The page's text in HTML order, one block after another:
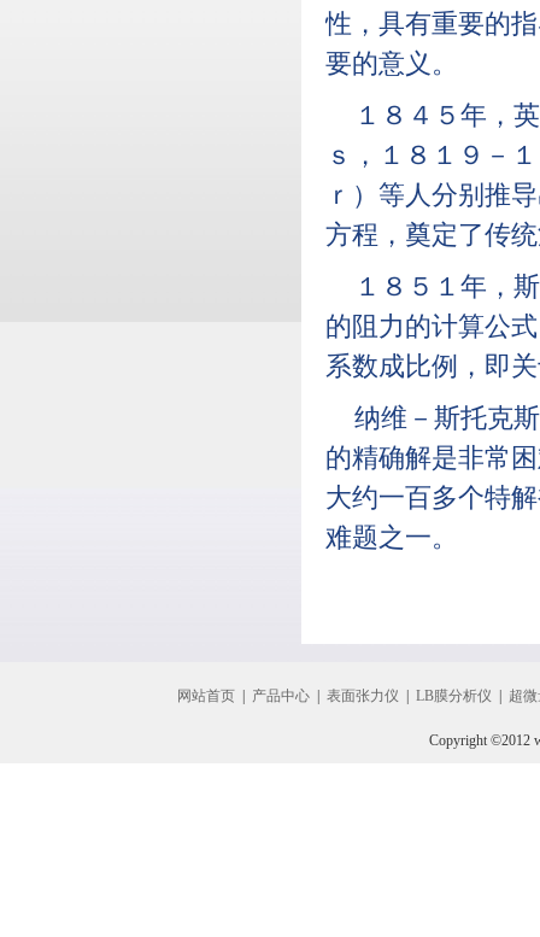
性，具有重要的
要的意义。
１８４５年，
ｓ，１８１９－
ｒ）等人分别推
方程，奠定了传
１８５１年，
的阻力的计算公
系数成比例，即
纳维－斯托克
的精确解是非常
大约一百多个特
难题之一。
网站首页 产品中心 表面张力仪 LB膜分析仪 超
Copyright ©2012